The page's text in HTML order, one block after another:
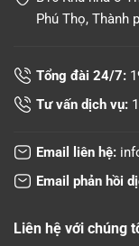
Phú Thọ, Thành
Tổng đài 24/7:
Tư vấn dịch vụ:
Email liên hệ:
Email phản hồi
Liên hệ với chúng